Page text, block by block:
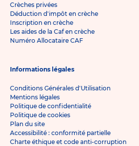
Crèches privées
Déduction d'impôt en crèche
Inscription en crèche
Les aides de la Caf en crèche
Numéro Allocataire CAF
Informations légales
Conditions Générales d'Utilisation
Mentions légales
Politique de confidentialité
Politique de cookies
Plan du site
Accessibilité : conformité partielle
Charte éthique et code anti-corruption